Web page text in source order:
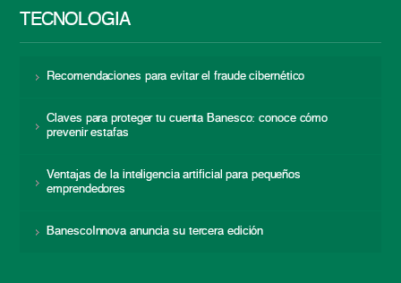
TECNOLOGÍA
Recomendaciones para evitar el fraude cibernético
Claves para proteger tu cuenta Banesco: conoce cómo
prevenir estafas
Ventajas de la inteligencia artificial para pequeños
emprendedores
BanescoInnova anuncia su tercera edición